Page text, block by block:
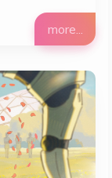
：
more...